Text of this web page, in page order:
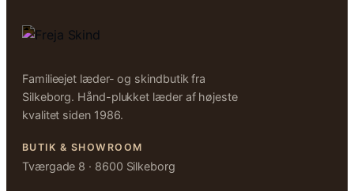
Familieejet læder- og skindbutik fra
Silkeborg. Hånd-plukket læder af højeste
kvalitet siden 1986.
BUTIK & SHOWROOM
Tværgade 8 · 8600 Silkeborg